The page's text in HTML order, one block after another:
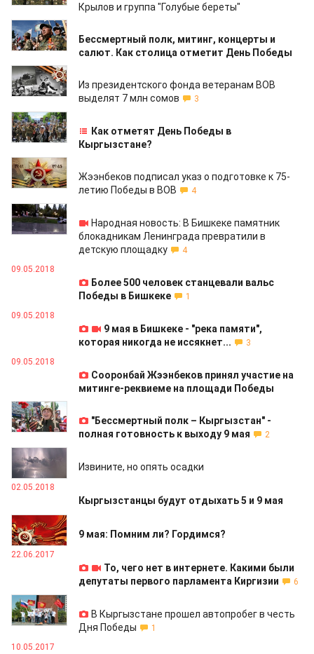
Крылов и группа "Голубые береты"
07.05.2019
Бессмертный полк, митинг, концерты и
салют. Как столица отметит День Победы
03.05.2019
Из президентского фонда ветеранам ВОВ
выделят 7 млн сомов
3
26.04.2019
Как отметят День Победы в
Кыргызстане?
21.03.2019
Жээнбеков подписал указ о подготовке к 75-
летию Победы в ВОВ
4
05.07.2018
Народная новость: В Бишкеке памятник
блокадникам Ленинграда превратили в
детскую площадку
4
09.05.2018
Более 500 человек станцевали вальс
Победы в Бишкеке
1
09.05.2018
9 мая в Бишкеке - "река памяти",
которая никогда не иссякнет...
3
09.05.2018
Сооронбай Жээнбеков принял участие на
митинге-реквиеме на площади Победы
04.05.2018
"Бессмертный полк – Кыргызстан" -
полная готовность к выходу 9 мая
2
02.05.2018
Извините, но опять осадки
02.05.2018
Кыргызстанцы будут отдыхать 5 и 9 мая
28.04.2018
9 мая: Помним ли? Гордимся?
22.06.2017
То, чего нет в интернете. Какими были
депутаты первого парламента Киргизии
6
11.05.2017
В Кыргызстане прошел автопробег в честь
Дня Победы
1
10.05.2017